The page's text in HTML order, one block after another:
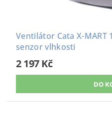
Ventilátor Cata X-MART
senzor vlhkosti
2 197 Kč